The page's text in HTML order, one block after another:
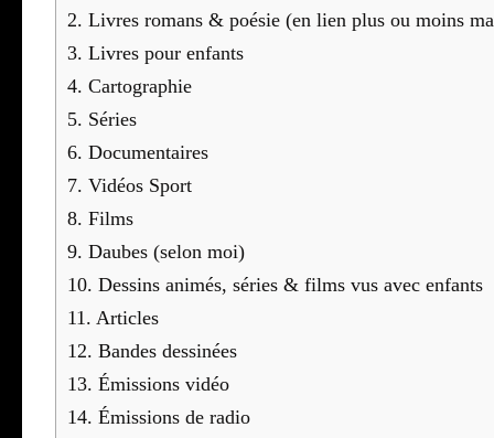
2. Livres romans & poé­sie (en lien plus ou moins
3. Livres pour enfants
4. Car­to­gra­phie
5. Séries
6. Docu­men­taires
7. Vidéos Sport
8. Films
9. Daubes (selon moi)
10. Des­sins ani­més, séries & films vus avec enfants
11. Articles
12. Bandes des­si­nées
13. Émis­sions vidéo
14. Émis­sions de radio